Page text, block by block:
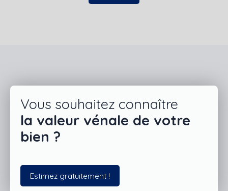
Vous souhaitez connaître
la valeur vénale de votre
bien ?
Estimez gratuitement !